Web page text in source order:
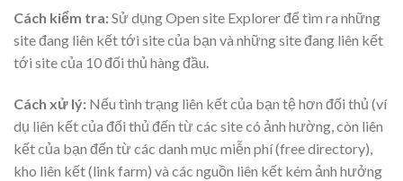
Cách kiểm tra:Sử dụng Open site Explorer để tìm ra những
site đang liên kết tới site của bạn và những site đang liên kết
tới site của 10 đối thủ hàng đầu.
Cách xử lý: Nếu tình trạng liên kết của bạn tệ hơn đối thủ (ví
dụ liên kết của đối thủ đến từ các site có ảnh hường, còn liên
kết của bạn đến từ các danh mục miễn phí (free directory),
kho liên kết (link farm) và các nguồn liên kết kém ảnh hưởng